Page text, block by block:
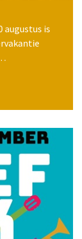
augustus is